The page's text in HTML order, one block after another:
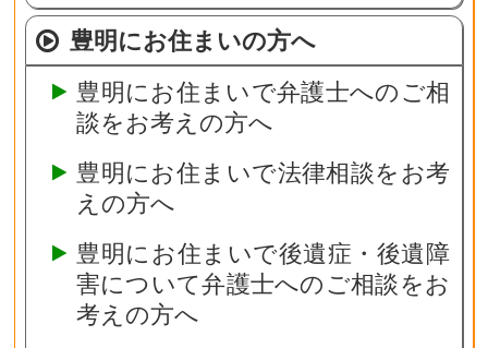
豊明にお住まいの方へ
豊明にお住まいで弁護士へのご相
談をお考えの方へ
豊明にお住まいで法律相談をお考
えの方へ
豊明にお住まいで後遺症・後遺障
害について弁護士へのご相談をお
考えの方へ